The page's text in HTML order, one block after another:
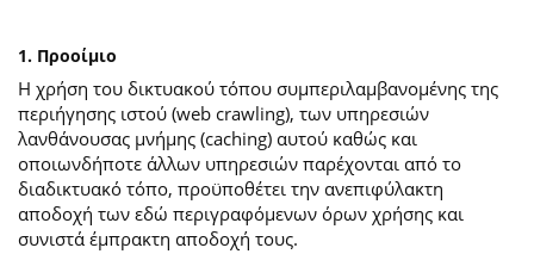
1. Προοίμιο
Η χρήση του δικτυακού τόπου συμπεριλαμβανομένης της
περιήγησης ιστού (web crawling), των υπηρεσιών
λανθάνουσας μνήμης (caching) αυτού καθώς και
οποιωνδήποτε άλλων υπηρεσιών παρέχονται από το
διαδικτυακό τόπο, προϋποθέτει την ανεπιφύλακτη
αποδοχή των εδώ περιγραφόμενων όρων χρήσης και
συνιστά έμπρακτη αποδοχή τους.